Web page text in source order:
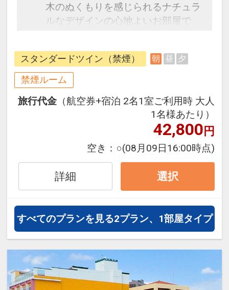
木のぬくもりを感じられるナチュラ
ルなデザインの心地よいお部屋で
蔵庫、セーフティボックス、ドライ
ヤー等をご用意しております。
●朝食●
ビュッフェまたはセットメニュー※
時間 7:00～10:00(L.O.9:30)
へ。
沖縄の雄大な自然と、うるまの豊か
と身体をリフレッシュ。
着いたラウンジ、サウナや屋外プー
ル等、多彩な癒しのひとときをご提
供します。
「また帰ってきたい」と思える、う
スタンダードツイン（禁煙） 朝 昼 夕
禁煙ルーム
旅行代金 （航空券+宿泊 2名1室ご利用時 大人
1名様あたり）
42,800円
空き： ○(08月09日16:00時点)
詳細 選択
すべてのプランを見る2プラン、1部屋タイプ